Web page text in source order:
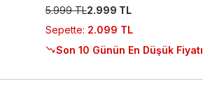
5.999 TL2.999 TL
Sepette: 2.099 TL
Son 10 Günün En Düşük Fiyatı